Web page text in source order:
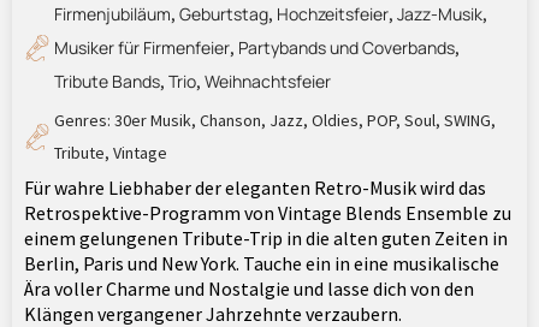
Firmenjubiläum, Geburtstag, Hochzeitsfeier, Jazz-Musik,
Musiker für Firmenfeier, Partybands und Coverbands,
Tribute Bands, Trio, Weihnachtsfeier
Genres: 30er Musik, Chanson, Jazz, Oldies, POP, Soul, SWING,
Tribute, Vintage
Für wahre Liebhaber der eleganten Retro-Musik wird das
Retrospektive-Programm von Vintage Blends Ensemble zu
einem gelungenen Tribute-Trip in die alten guten Zeiten in
Berlin, Paris und New York. Tauche ein in eine musikalische
Ära voller Charme und Nostalgie und lasse dich von den
Klängen vergangener Jahrzehnte verzaubern.